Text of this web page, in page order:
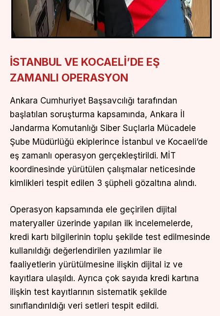
İSTANBUL VE KOCAELİ’DE EŞ
ZAMANLI OPERASYON
Ankara Cumhuriyet Başsavcılığı tarafından
başlatılan soruşturma kapsamında, Ankara İl
Jandarma Komutanlığı Siber Suçlarla Mücadele
Şube Müdürlüğü ekiplerince İstanbul ve Kocaeli’de
eş zamanlı operasyon gerçekleştirildi. MİT
koordinesinde yürütülen çalışmalar neticesinde
kimlikleri tespit edilen 3 şüpheli gözaltına alındı.
Operasyon kapsamında ele geçirilen dijital
materyaller üzerinde yapılan ilk incelemelerde,
kredi kartı bilgilerinin toplu şekilde test edilmesinde
kullanıldığı değerlendirilen yazılımlar ile
faaliyetlerin yürütülmesine ilişkin dijital iz ve
kayıtlara ulaşıldı. Ayrıca çok sayıda kredi kartına
ilişkin test kayıtlarının sistematik şekilde
sınıflandırıldığı veri setleri tespit edildi.